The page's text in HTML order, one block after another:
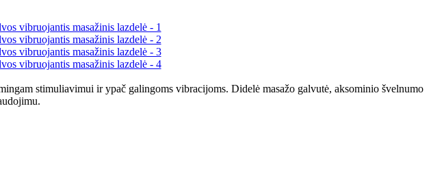
stimuliavimui ir ypač galingoms vibracijoms. Didelė masažo galvutė, aksominio švelnumo